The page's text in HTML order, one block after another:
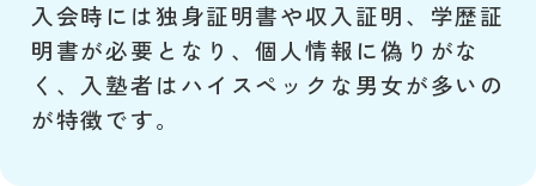
入会時には独身証明書や収入証明、学歴証
明書が必要となり、個人情報に偽りがな
く、入塾者はハイスペックな男女が多いの
が特徴です。